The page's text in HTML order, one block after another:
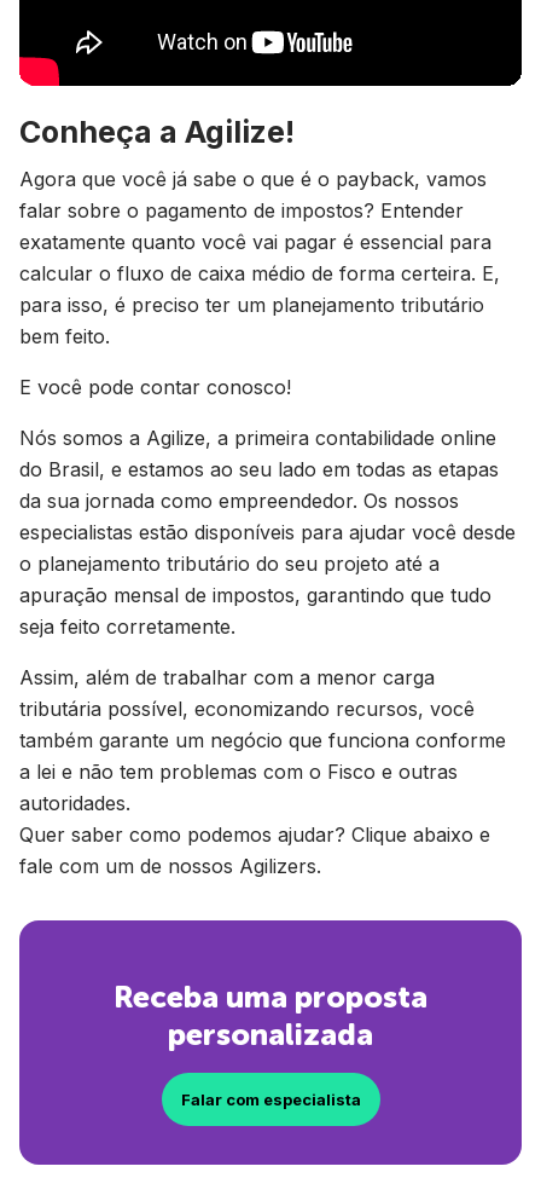
Conheça a Agilize!
Agora que você já sabe o que é o payback, vamos
falar sobre o pagamento de impostos? Entender
exatamente quanto você vai pagar é essencial para
calcular o fluxo de caixa médio de forma certeira. E,
para isso, é preciso ter um planejamento tributário
bem feito.
E você pode contar conosco!
Nós somos a Agilize, a primeira contabilidade online
do Brasil, e estamos ao seu lado em todas as etapas
da sua jornada como empreendedor. Os nossos
especialistas estão disponíveis para ajudar você desde
o planejamento tributário do seu projeto até a
apuração mensal de impostos, garantindo que tudo
seja feito corretamente.
Assim, além de trabalhar com a menor carga
tributária possível, economizando recursos, você
também garante um negócio que funciona conforme
a lei e não tem problemas com o Fisco e outras
autoridades.
Quer saber como podemos ajudar? Clique abaixo e
fale com um de nossos Agilizers.
Receba uma proposta
personalizada
Falar com especialista